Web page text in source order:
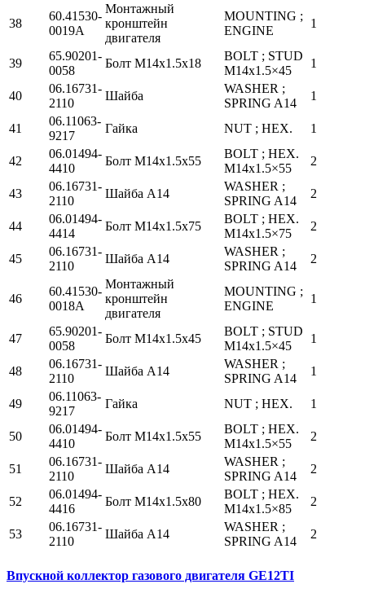
38
60.41530-
0019A
Монтажный
кронштейн
двигателя
MOUNTING ;
ENGINE
1
39
65.90201-
0058
Болт М14х1.5х18
BOLT ; STUD
M14x1.5×45
1
40
06.16731-
2110
Шайба
WASHER ;
SPRING A14
1
41
06.11063-
9217
Гайка NUT ; HEX. 1
42
06.01494-
4410
Болт М14х1.5х55
BOLT ; HEX.
M14x1.5×55
2
43
06.16731-
2110
Шайба А14
WASHER ;
SPRING A14
2
44
06.01494-
4414
Болт М14х1.5х75
BOLT ; HEX.
M14x1.5×75
2
45
06.16731-
2110
Шайба А14
WASHER ;
SPRING A14
2
46
60.41530-
0018A
Монтажный
кронштейн
двигателя
MOUNTING ;
ENGINE
1
47
65.90201-
0058
Болт М14х1.5х45
BOLT ; STUD
M14x1.5×45
1
48
06.16731-
2110
Шайба А14
WASHER ;
SPRING A14
1
49
06.11063-
9217
Гайка NUT ; HEX. 1
50
06.01494-
4410
Болт М14х1.5х55
BOLT ; HEX.
M14x1.5×55
2
51
06.16731-
2110
Шайба А14
WASHER ;
SPRING A14
2
52
06.01494-
4416
Болт М14х1.5х80
BOLT ; HEX.
M14x1.5×85
2
53
06.16731-
2110
Шайба А14
WASHER ;
SPRING A14
2
Впускной коллектор газового двигателя GE12TI